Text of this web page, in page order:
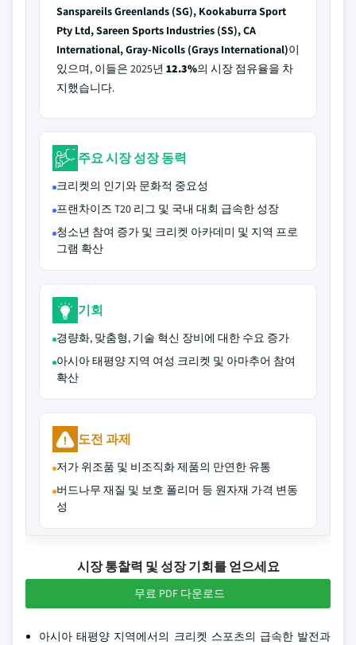
Sanspareils Greenlands (SG), Kookaburra Sport
Pty Ltd, Sareen Sports Industries (SS), CA
International, Gray-Nicolls (Grays International)이
있으며, 이들은 2025년 12.3%의 시장 점유율을 차
지했습니다.
주요 시장 성장 동력
크리켓의 인기와 문화적 중요성
프랜차이즈 T20 리그 및 국내 대회 급속한 성장
청소년 참여 증가 및 크리켓 아카데미 및 지역 프로
그램 확산
기회
경량화, 맞춤형, 기술 혁신 장비에 대한 수요 증가
아시아 태평양 지역 여성 크리켓 및 아마추어 참여
확산
도전 과제
저가 위조품 및 비조직화 제품의 만연한 유통
버드나무 재질 및 보호 폴리머 등 원자재 가격 변동
성
시장 통찰력 및 성장 기회를 얻으세요
무료 PDF 다운로드
아시아 태평양 지역에서의 크리켓 스포츠의 급속한 발전과